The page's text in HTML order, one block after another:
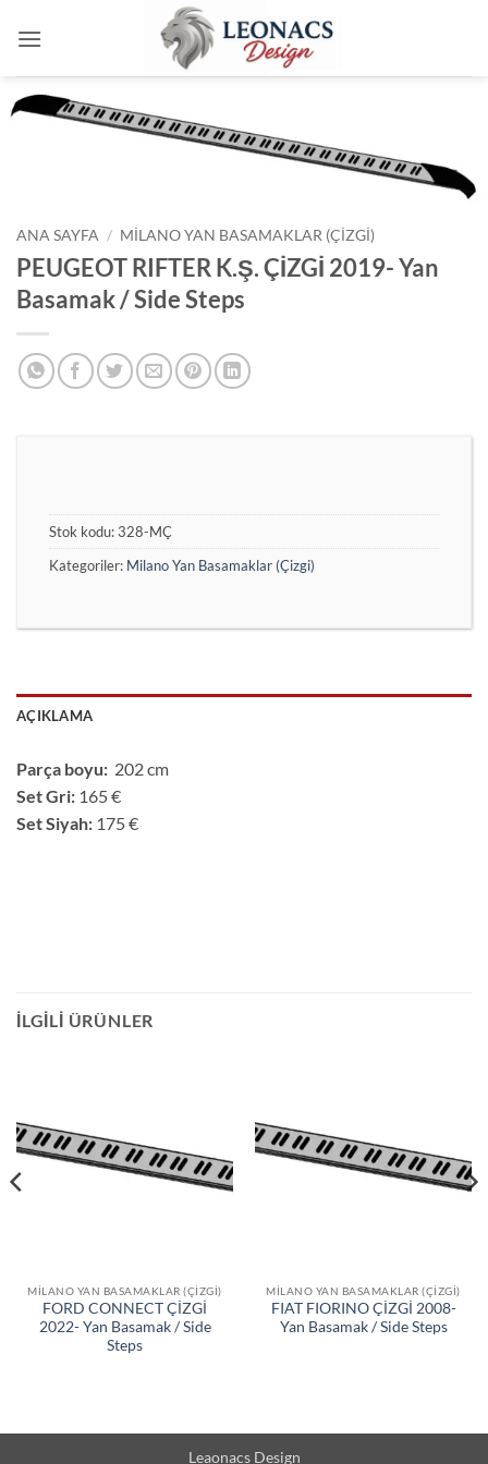
atla
ANA SAYFA / MILANO YAN BASAMAKLAR (ÇIZGI)
PEUGEOT RIFTER K.Ş. ÇİZGİ 2019- Yan
Basamak / Side Steps
Stok kodu:328-MÇ
Kategoriler: Milano Yan Basamaklar (Çizgi)
AÇIKLAMA
Parça boyu: 202 cm
Set Gri: 165 €
Set Siyah: 175 €
İLGILI ÜRÜNLER
MILANO YAN BASAMAKLAR (ÇIZGI)
FORD CONNECT ÇİZGİ
2022- Yan Basamak / Side
Steps
MILANO YAN BASAMAKLAR (ÇIZGI)
FIAT FIORINO ÇİZGİ 2008-
Yan Basamak / Side Steps
Leaonacs Design